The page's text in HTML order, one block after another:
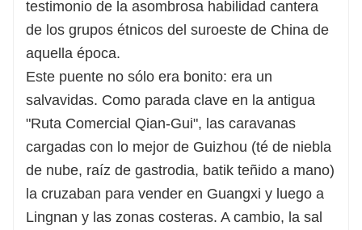
testimonio de la asombrosa habilidad cantera
de los grupos étnicos del suroeste de China de
aquella época.
Este puente no sólo era bonito: era un
salvavidas. Como parada clave en la antigua
"Ruta Comercial Qian-Gui", las caravanas
cargadas con lo mejor de Guizhou (té de niebla
de nube, raíz de gastrodia, batik teñido a mano)
la cruzaban para vender en Guangxi y luego a
Lingnan y las zonas costeras. A cambio, la sal